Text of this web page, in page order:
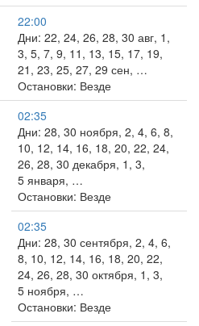
22:00
Дни: 22, 24, 26, 28, 30 авг, 1,
3, 5, 7, 9, 11, 13, 15, 17, 19,
21, 23, 25, 27, 29 сен, …
Остановки: Везде
02:35
Дни: 28, 30 ноября, 2, 4, 6, 8,
10, 12, 14, 16, 18, 20, 22, 24,
26, 28, 30 декабря, 1, 3,
5 января, …
Остановки: Везде
02:35
Дни: 28, 30 сентября, 2, 4, 6,
8, 10, 12, 14, 16, 18, 20, 22,
24, 26, 28, 30 октября, 1, 3,
5 ноября, …
Остановки: Везде